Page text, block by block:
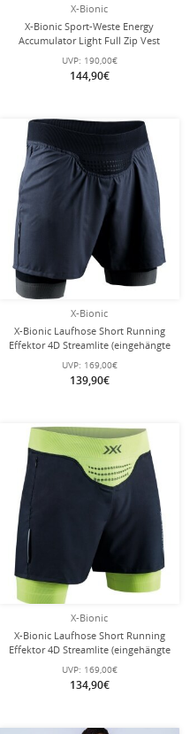
X-Bionic
X-Bionic Sport-Weste Energy
Accumulator Light Full Zip Vest
UVP: 190,00€
144,90€
X-Bionic
X-Bionic Laufhose Short Running
Effektor 4D Streamlite (eingehängte
UVP: 169,00€
139,90€
X-Bionic
X-Bionic Laufhose Short Running
Effektor 4D Streamlite (eingehängte
Herren
UVP: 169,00€
134,90€